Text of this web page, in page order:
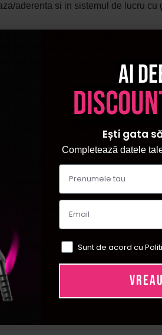
aderenta si in sistemul de lucru cu
unghiei (pete de culoare) sau a
de necesar pentru realizarea
mai densa cu produs a varfului
tehnica fara pilire
dupa aplicarea solutiilor de
punghie.
spatule metalice.
scazute sau foarte
Ai
Ești gata
Completează datele
Sunt de acord cu